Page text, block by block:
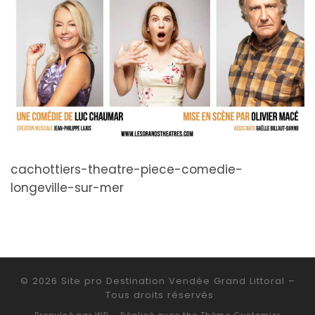
cachottiers-theatre-piece-comedie-
longeville-sur-mer
© 2026 Site pro Destination Vendée Grand Littoral –
Tous droits réservés